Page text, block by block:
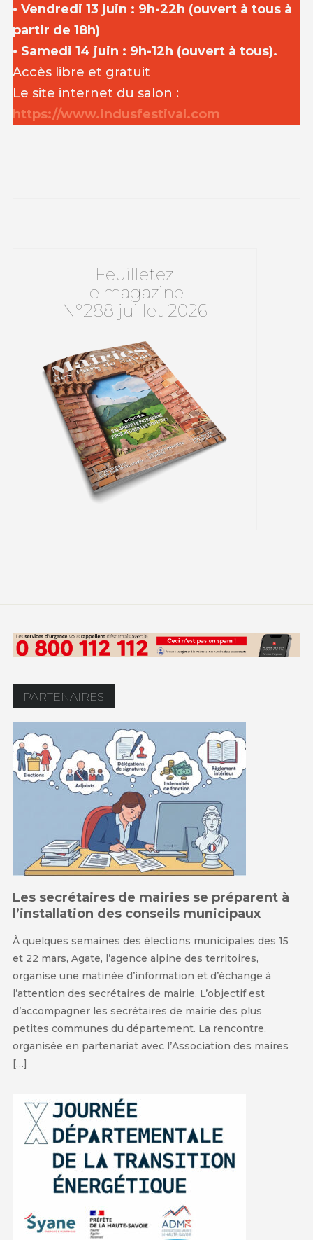
• Vendredi 13 juin : 9h-22h (ouvert à tous à
partir de 18h)
• Samedi 14 juin : 9h-12h (ouvert à tous).
Accès libre et gratuit
Le site internet du salon :
https://www.indusfestival.com
Feuilletez
le magazine
N°288 juillet 2026
PARTENAIRES
Les secrétaires de mairies se préparent à
l’installation des conseils municipaux
À quelques semaines des élections municipales des 15
et 22 mars, Agate, l’agence alpine des territoires,
organise une matinée d’information et d’échange à
l’attention des secrétaires de mairie. L’objectif est
d’accompagner les secrétaires de mairie des plus
petites communes du département. La rencontre,
organisée en partenariat avec l’Association des maires
[…]